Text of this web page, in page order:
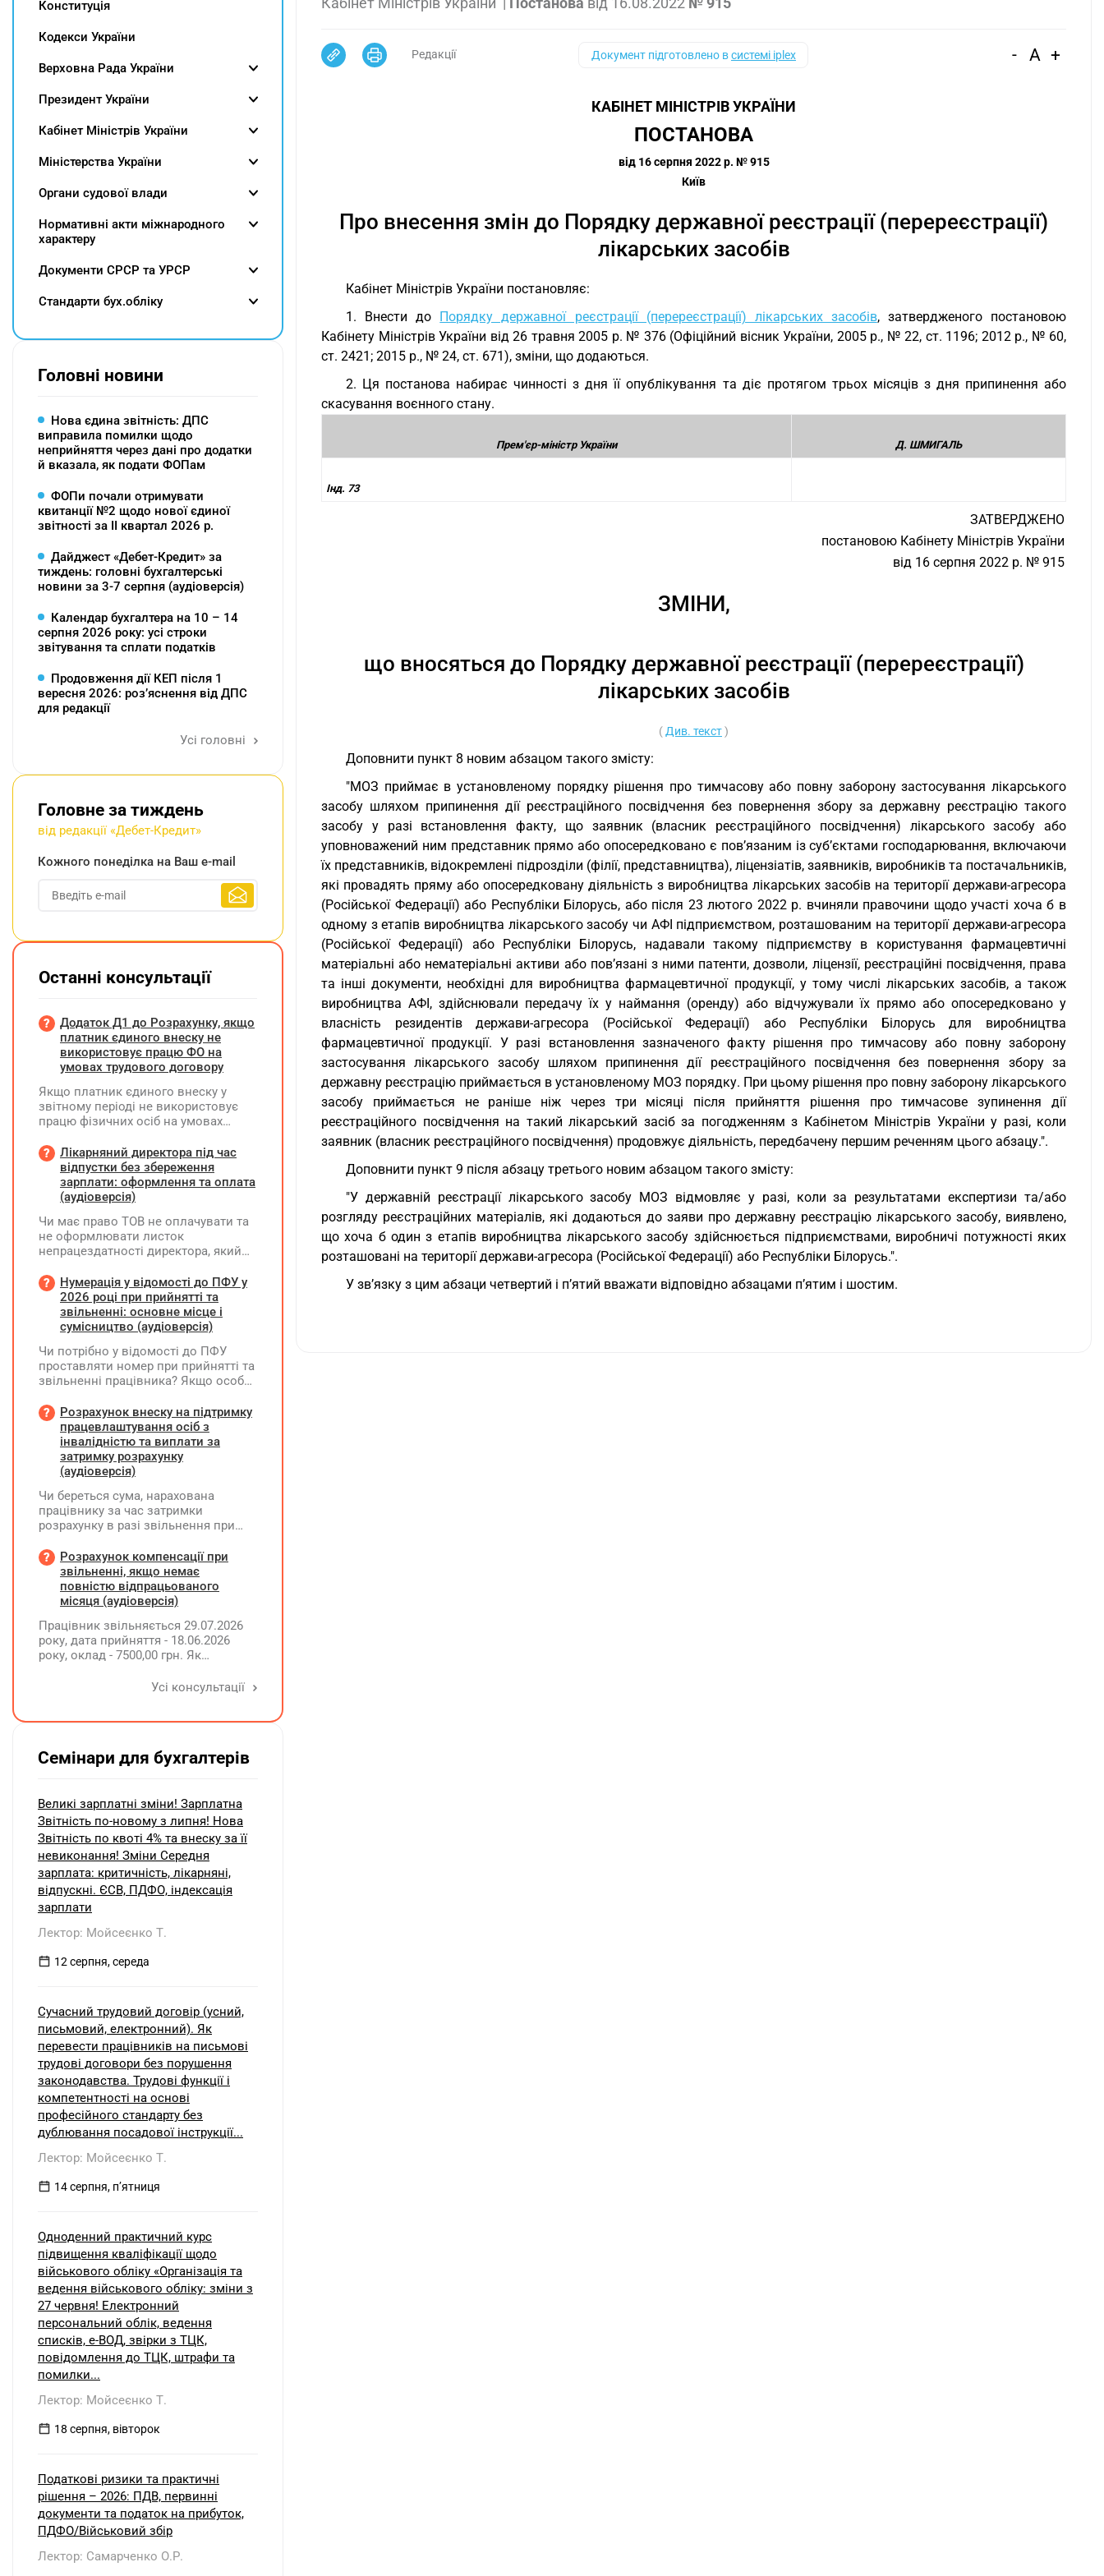
Редакції Документ підготовлено всистемі iplex - A +
КАБІНЕТ МІНІСТРІВ УКРАЇНИ
ПОСТАНОВА
від 16 серпня 2022 р. № 915
Київ
Про внесення змін до Порядку державної реєстрації (перереєстрації)
лікарських засобів
Кабінет Міністрів України постановляє:
1. Внести до Порядку державної реєстрації (перереєстрації) лікарських засобів, затвердженого постановою
Кабінету Міністрів України від 26 травня 2005 р. № 376 (Офіційний вісник України, 2005 р., № 22, ст. 1196; 2012 р., № 60,
ст. 2421; 2015 р., № 24, ст. 671), зміни, що додаються.
2. Ця постанова набирає чинності з дня її опублікування та діє протягом трьох місяців з дня припинення або
скасування воєнного стану.
Прем'єр-міністр України Д. ШМИГАЛЬ
Інд. 73
ЗАТВЕРДЖЕНО
постановою Кабінету Міністрів України
від 16 серпня 2022 р. № 915
ЗМІНИ,
що вносяться до Порядку державної реєстрації (перереєстрації)
лікарських засобів
( Див. текст)
Доповнити пункт 8 новим абзацом такого змісту:
"МОЗ приймає в установленому порядку рішення про тимчасову або повну заборону застосування лікарського
засобу шляхом припинення дії реєстраційного посвідчення без повернення збору за державну реєстрацію такого
засобу у разі встановлення факту, що заявник (власник реєстраційного посвідчення) лікарського засобу або
уповноважений ним представник прямо або опосередковано є пов’язаним із суб’єктами господарювання, включаючи
їх представників, відокремлені підрозділи (філії, представництва), ліцензіатів, заявників, виробників та постачальників,
які провадять пряму або опосередковану діяльність з виробництва лікарських засобів на території держави-агресора
(Російської Федерації) або Республіки Білорусь, або після 23 лютого 2022 р. вчиняли правочини щодо участі хоча б в
одному з етапів виробництва лікарського засобу чи АФІ підприємством, розташованим на території держави-агресора
(Російської Федерації) або Республіки Білорусь, надавали такому підприємству в користування фармацевтичні
матеріальні або нематеріальні активи або пов’язані з ними патенти, дозволи, ліцензії, реєстраційні посвідчення, права
та інші документи, необхідні для виробництва фармацевтичної продукції, у тому числі лікарських засобів, а також
виробництва АФІ, здійснювали передачу їх у наймання (оренду) або відчужували їх прямо або опосередковано у
власність резидентів держави-агресора (Російської Федерації) або Республіки Білорусь для виробництва
фармацевтичної продукції. У разі встановлення зазначеного факту рішення про тимчасову або повну заборону
застосування лікарського засобу шляхом припинення дії реєстраційного посвідчення без повернення збору за
державну реєстрацію приймається в установленому МОЗ порядку. При цьому рішення про повну заборону лікарського
засобу приймається не раніше ніж через три місяці після прийняття рішення про тимчасове зупинення дії
реєстраційного посвідчення на такий лікарський засіб за погодженням з Кабінетом Міністрів України у разі, коли
заявник (власник реєстраційного посвідчення) продовжує діяльність, передбачену першим реченням цього абзацу.".
Доповнити пункт 9 після абзацу третього новим абзацом такого змісту:
"У державній реєстрації лікарського засобу МОЗ відмовляє у разі, коли за результатами експертизи та/або
розгляду реєстраційних матеріалів, які додаються до заяви про державну реєстрацію лікарського засобу, виявлено,
що хоча б один з етапів виробництва лікарського засобу здійснюється підприємствами, виробничі потужності яких
розташовані на території держави-агресора (Російської Федерації) або Республіки Білорусь.".
У зв’язку з цим абзаци четвертий і п’ятий вважати відповідно абзацами п’ятим і шостим.
Конституція
Кодекси України
Верховна Рада України
Президент України
Кабінет Міністрів України
Міністерства України
Органи судової влади
Нормативні акти міжнародного
характеру
Документи СРСР та УРСР
Cтандарти бух.обліку
Головні новини
Нова єдина звітність: ДПС
виправила помилки щодо
неприйняття через дані про додатки
й вказала, як подати ФОПам
ФОПи почали отримувати
квитанції №2 щодо нової єдиної
звітності за ІІ квартал 2026 р.
Дайджест «Дебет-Кредит» за
тиждень: головні бухгалтерські
новини за 3-7 серпня (аудіоверсія)
Календар бухгалтера на 10 – 14
серпня 2026 року: усі строки
звітування та сплати податків
Продовження дії КЕП після 1
вересня 2026: розʼяснення від ДПС
для редакції
Усі головні
Головне за тиждень
від редакції «Дебет-Кредит»
Кожного понеділка на Ваш e-mail
Останні консультації
Додаток Д1 до Розрахунку, якщо
платник єдиного внеску не
використовує працю ФО на
умовах трудового договору
Якщо платник єдиного внеску у
звітному періоді не використовує
працю фізичних осіб на умовах
на інших умовах, передбачених
законодавством, Додаток Д1/
Додаток ФІЗ-Д1 за відповідний
період не подається
Лікарняний директора під час
відпустки без збереження
зарплати: оформлення та оплата
(аудіоверсія)
Чи має право ТОВ не оплачувати та
не оформлювати листок
непрацездатності директора, який
збереження заробітної плати під час
призупинення діяльності
підприємства?
Нумерація у відомості до ПФУ у
2026 році при прийнятті та
звільненні: основне місце і
сумісництво (аудіоверсія)
Чи потрібно у відомості до ПФУ
проставляти номер при прийнятті та
звільненні працівника? Якщо особа
місцем роботи та за сумісництвом,
чи рахується це як два роботодавці?
Розрахунок внеску на підтримку
працевлаштування осіб з
інвалідністю та виплати за
затримку розрахунку
(аудіоверсія)
Чи береться сума, нарахована
працівнику за час затримки
розрахунку в разі звільнення при
заробітної плати (винагороди), для
розрахунку внеску на підтримку
працевлаштування осіб з
інвалідністю?
Розрахунок компенсації при
звільненні, якщо немає
повністю відпрацьованого
місяця (аудіоверсія)
Працівник звільняється 29.07.2026
року, дата прийняття - 18.06.2026
року, оклад - 7500,00 грн. Як
невикористаних днів відпустки при
Усі консультації
Семінари для бухгалтерів
Великі зарплатні зміни! Зарплатна
Звітність по-новому з липня! Нова
Звітність по квоті 4% та внеску за її
невиконання! Зміни Середня
зарплата: критичність, лікарняні,
відпускні. ЄСВ, ПДФО, індексація
зарплати
Лектор: Мойсеєнко Т.
12 серпня, середа
Сучасний трудовий договір (усний,
письмовий, електронний). Як
перевести працівників на письмові
трудові договори без порушення
законодавства. Трудові функції і
компетентності на основі
професійного стандарту без
дублювання посадової інструкції...
Лектор: Мойсеєнко Т.
14 серпня, пʼятниця
Одноденний практичний курс
підвищення кваліфікації щодо
військового обліку «Організація та
ведення військового обліку: зміни з
27 червня! Електронний
персональний облік, ведення
списків, е-ВОД, звірки з ТЦК,
повідомлення до ТЦК, штрафи та
помилки...
Лектор: Мойсеєнко Т.
18 серпня, вівторок
Податкові ризики та практичні
рішення – 2026: ПДВ, первинні
документи та податок на прибуток,
ПДФО/Військовий збір
Лектор: Самарченко О.Р.